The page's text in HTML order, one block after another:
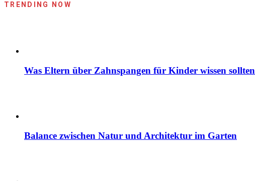
TRENDING NOW
Was Eltern über Zahnspangen für Kinder wissen sollten
Balance zwischen Natur und Architektur im Garten